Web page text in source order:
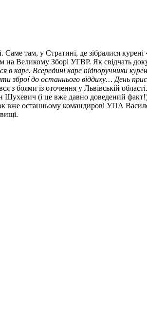
Саме там, у Стратині, де зібралися
на Великому Зборі УГВР. Як свідчать
в каре. Всередині каре підпоручники
зброї до останнього віддиху… День
з боями із оточення у Львівській
(і це вже давно доведений
вже останньому командирові УПА